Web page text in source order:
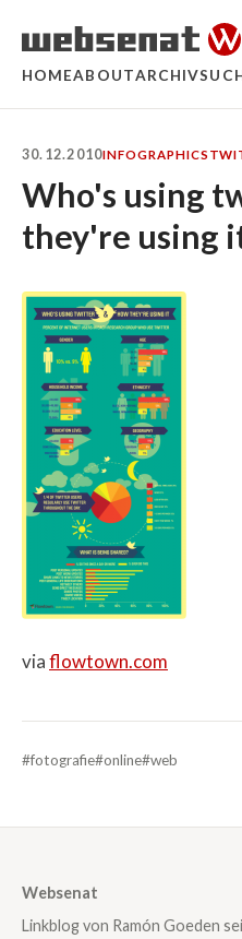
HOMEABOUTARCHIV
30.12.2010INFOGRAPHICS
Who's using
they're using
viaflowtown.com
#fotografie#online#web
Websenat
Linkblog von Ramón Goeden